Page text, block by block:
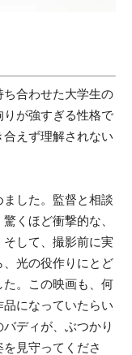
合わせた大学生の
が強すぎる性格で
えず理解されない
した。監督と相談
くほど衝撃的な、
して、撮影前に実
光の役作りにとど
た。この映画も、何
になっていたらい
ディが、ぶつかり
見守ってくださ